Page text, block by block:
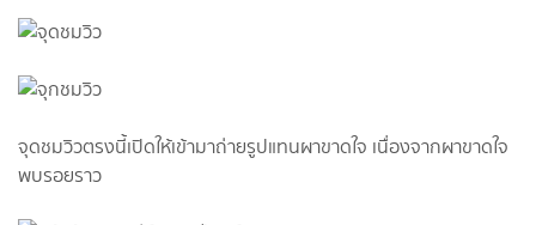
จุดชมวิวตรงนี้เปิดให้เข้ามาถ่ายรูปแทนผาขาดใจ เนื่องจากผาขาดใจ
พบรอยราว